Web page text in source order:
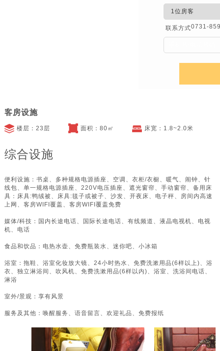
联系方式0731-
客房设施
楼层：23层 面积：80㎡ 床宽：1.8~2.0米
综合设施
便利设施：书桌、多种规格电源插座、空调、衣柜/衣橱、暖气、闹钟、针
线包、单一规格电源插座、220V电压插座、遮光窗帘、手动窗帘、备用床
具：床具:鸭绒被、床具:毯子或被子、沙发、开夜床、电子秤、房间内高速
上网、客房WIFI覆盖、客房WIFI覆盖免费
媒体/科技：国内长途电话、国际长途电话、有线频道、液晶电视机、电视
机、电话
食品和饮品：电热水壶、免费瓶装水、迷你吧、小冰箱
浴室：拖鞋、浴室化妆放大镜、24小时热水、免费洗漱用品(6样以上)、浴
衣、独立淋浴间、吹风机、免费洗漱用品(6样以内)、浴室、洗浴间电话、
淋浴
室外/景观：享有风景
服务及其他：唤醒服务、语音留言、欢迎礼品、免费报纸